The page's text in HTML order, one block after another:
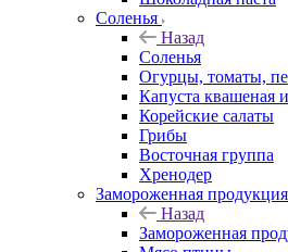
Соленья
Назад
Соленья
Огурцы, томаты,
Капуста квашеная
Корейские салаты
Грибы
Восточная группа
Хренодер
Замороженная продукция
Назад
Замороженная